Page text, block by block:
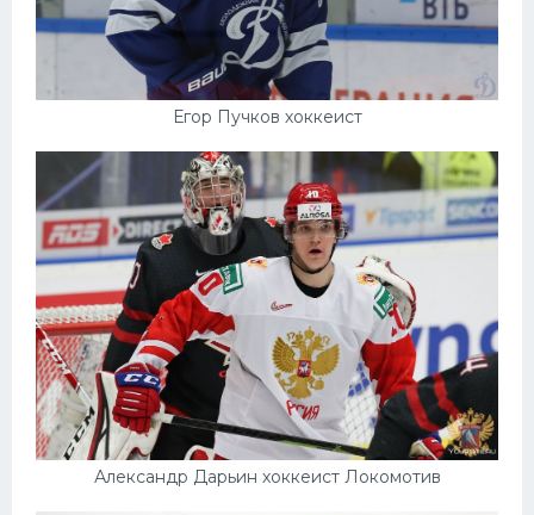
Егор Пучков хоккеист
Александр Дарьин хоккеист Локомотив